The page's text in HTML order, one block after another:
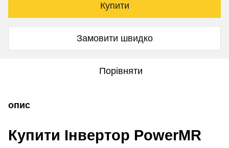
Купити
Замовити швидко
Порівняти
опис
Купити Інвертор PowerMR